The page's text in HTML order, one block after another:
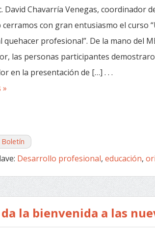
David Chavarría Venegas, coordinador
cerramos con gran entusiasmo el curso
quehacer profesional”. De la mano del
las personas participantes
en la presentación de […] . . .
»
Boletín
Desarrollo profesional, educación,
da la bienvenida a las